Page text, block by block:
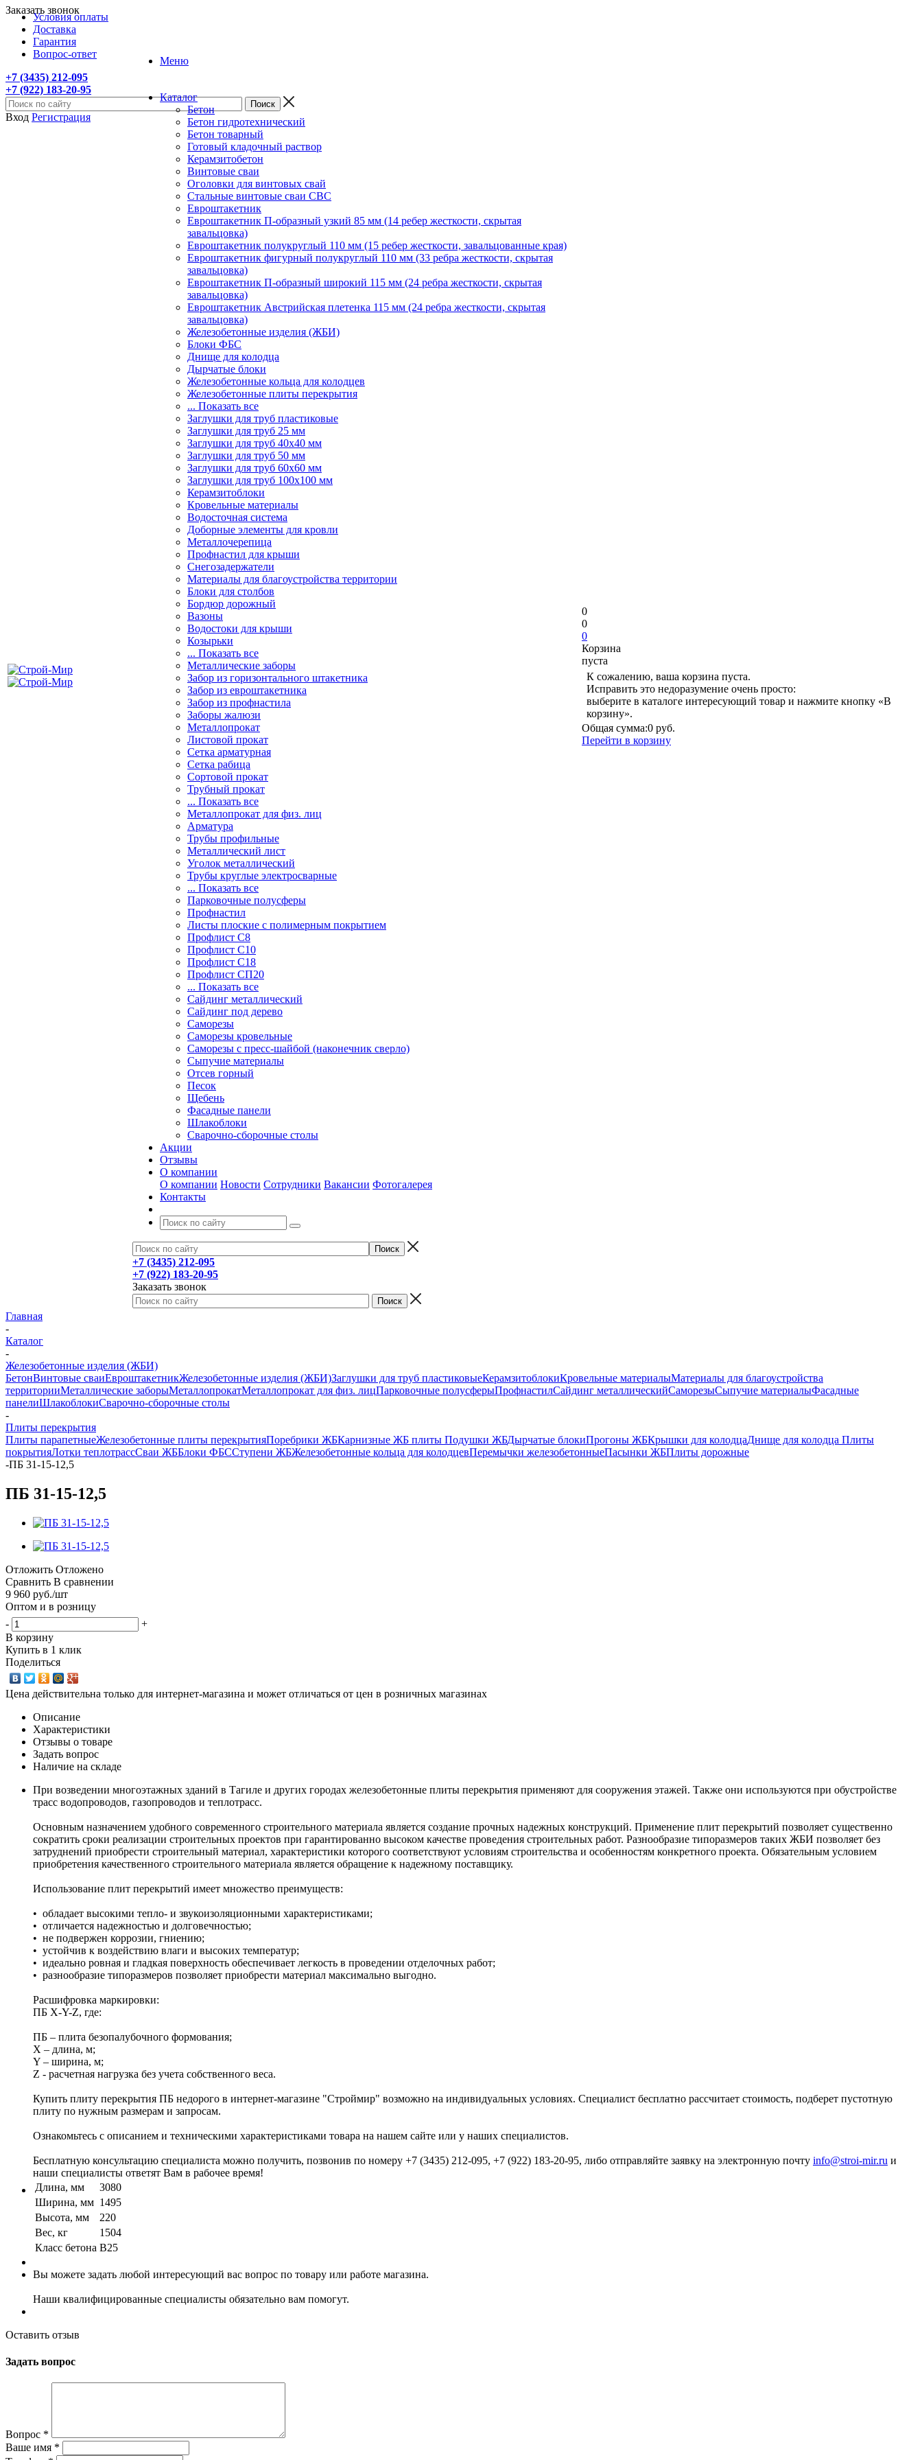
Условия оплаты
Доставка
Гарантия
Вопрос-ответ
+7 (3435) 212-095
+7 (922) 183-20-95
Заказать звонок
Вход Регистрация
Меню
Каталог
Бетон
Бетон гидротехнический
Бетон товарный
Готовый кладочный раствор
Керамзитобетон
Винтовые сваи
Оголовки для винтовых свай
Стальные винтовые сваи СВС
Евроштакетник
Евроштакетник П-образный узкий 85 мм (14 ребер жесткости, скрытая
завальцовка)
Евроштакетник полукруглый 110 мм (15 ребер жесткости, завальцованные края)
Евроштакетник фигурный полукруглый 110 мм (33 ребра жесткости, скрытая
завальцовка)
Евроштакетник П-образный широкий 115 мм (24 ребра жесткости, скрытая
завальцовка)
Евроштакетник Австрийская плетенка 115 мм (24 ребра жесткости, скрытая
завальцовка)
Железобетонные изделия (ЖБИ)
Блоки ФБС
Днище для колодца
Дырчатые блоки
Железобетонные кольца для колодцев
Железобетонные плиты перекрытия
... Показать все
Заглушки для труб пластиковые
Заглушки для труб 25 мм
Заглушки для труб 40х40 мм
Заглушки для труб 50 мм
Заглушки для труб 60х60 мм
Заглушки для труб 100х100 мм
Керамзитоблоки
Кровельные материалы
Водосточная система
Доборные элементы для кровли
Металлочерепица
Профнастил для крыши
Снегозадержатели
Материалы для благоустройства территории
Блоки для столбов
Бордюр дорожный
Вазоны
Водостоки для крыши
Козырьки
... Показать все
Металлические заборы
Забор из горизонтального штакетника
Забор из евроштакетника
Забор из профнастила
Заборы жалюзи
Металлопрокат
Листовой прокат
Сетка арматурная
Сетка рабица
Сортовой прокат
Трубный прокат
... Показать все
Металлопрокат для физ. лиц
Арматура
Трубы профильные
Металлический лист
Уголок металлический
Трубы круглые электросварные
... Показать все
Парковочные полусферы
Профнастил
Листы плоские с полимерным покрытием
Профлист С8
Профлист С10
Профлист С18
Профлист СП20
... Показать все
Сайдинг металлический
Cайдинг под дерево
Саморезы
Саморезы кровельные
Саморезы с пресс-шайбой (наконечник сверло)
Сыпучие материалы
Отсев горный
Песок
Щебень
Фасадные панели
Шлакоблоки
Сварочно-сборочные столы
Акции
Отзывы
О компании
О компании Новости Сотрудники Вакансии Фотогалерея
Контакты
+7 (3435) 212-095
+7 (922) 183-20-95
Заказать звонок
0
0
0
Корзина
пуста
К сожалению, ваша корзина пуста.
Исправить это недоразумение очень просто:
выберите в каталоге интересующий товар и нажмите кнопку «В
корзину».
Общая сумма:0 руб.
Перейти в корзину
Главная
-
Каталог
-
Железобетонные изделия (ЖБИ)
БетонВинтовые сваиЕвроштакетникЖелезобетонные изделия (ЖБИ)Заглушки для труб пластиковыеКерамзитоблокиКровельные материалыМатериалы для благоустройства
территорииМеталлические заборыМеталлопрокатМеталлопрокат для физ. лицПарковочные полусферыПрофнастилСайдинг металлическийСаморезыСыпучие материалыФасадные
панелиШлакоблокиСварочно-сборочные столы
-
Плиты перекрытия
Плиты парапетныеЖелезобетонные плиты перекрытияПоребрики ЖБКарнизные ЖБ плиты Подушки ЖБДырчатые блокиПрогоны ЖБКрышки для колодцаДнище для колодца Плиты
покрытияЛотки теплотрассСваи ЖББлоки ФБССтупени ЖБЖелезобетонные кольца для колодцевПеремычки железобетонныеПасынки ЖБПлиты дорожные
-ПБ 31-15-12,5
ПБ 31-15-12,5
Отложить Отложено
Сравнить В сравнении
9 960 руб./шт
Оптом и в розницу
-
+
В корзину
Купить в 1 клик
Поделиться
Цена действительна только для интернет-магазина и может отличаться от цен в розничных магазинах
Описание
Характеристики
Отзывы о товаре
Задать вопрос
Наличие на складе
При возведении многоэтажных зданий в Тагиле и других городах железобетонные плиты перекрытия применяют для сооружения этажей. Также они используются при обустройстве
трасс водопроводов, газопроводов и теплотрасс.
Основным назначением удобного современного строительного материала является создание прочных надежных конструкций. Применение плит перекрытий позволяет существенно
сократить сроки реализации строительных проектов при гарантированно высоком качестве проведения строительных работ. Разнообразие типоразмеров таких ЖБИ позволяет без
затруднений приобрести строительный материал, характеристики которого соответствуют условиям строительства и особенностям конкретного проекта. Обязательным условием
приобретения качественного строительного материала является обращение к надежному поставщику.
Использование плит перекрытий имеет множество преимуществ:
• обладает высокими тепло- и звукоизоляционными характеристиками;
• отличается надежностью и долговечностью;
• не подвержен коррозии, гниению;
• устойчив к воздействию влаги и высоких температур;
• идеально ровная и гладкая поверхность обеспечивает легкость в проведении отделочных работ;
• разнообразие типоразмеров позволяет приобрести материал максимально выгодно.
Расшифровка маркировки:
ПБ X-Y-Z, где:
ПБ – плита безопалубочного формования;
X – длина, м;
Y – ширина, м;
Z - расчетная нагрузка без учета собственного веса.
Купить плиту перекрытия ПБ недорого в интернет-магазине "Строймир" возможно на индивидуальных условиях. Специалист бесплатно рассчитает стоимость, подберет пустотную
плиту по нужным размерам и запросам.
Ознакомьтесь с описанием и техническими характеристиками товара на нашем сайте или у наших специалистов.
Бесплатную консультацию специалиста можно получить, позвонив по номеру +7 (3435) 212-095, +7 (922) 183-20-95, либо отправляйте заявку на электронную почту info@stroi-mir.ru и
наши специалисты ответят Вам в рабочее время!
Длина, мм
3080
Ширина, мм 1495
Высота, мм
220
Вес, кг
1504
Класс бетона B25
Вы можете задать любой интересующий вас вопрос по товару или работе магазина.
Наши квалифицированные специалисты обязательно вам помогут.
Оставить отзыв
Задать вопрос
Вопрос *
Ваше имя *